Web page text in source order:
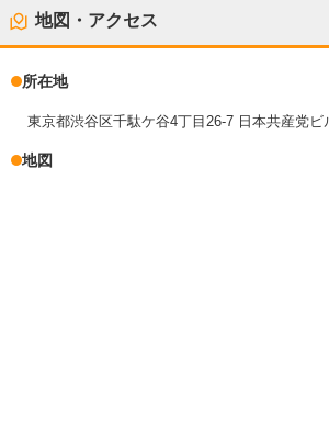
地図・アクセス
所在地
東京都渋谷区千駄ケ谷4丁目26-7 日本共産党ビ
地図